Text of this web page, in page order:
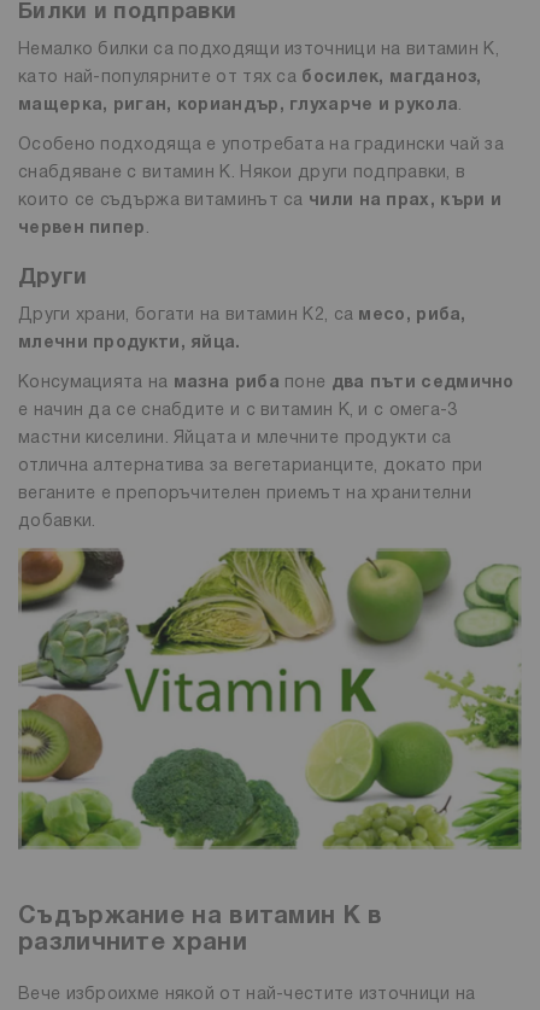
Билки и подправки
Немалко билки са подходящи източници на витамин К,
като най-популярните от тях са босилек, магданоз,
мащерка, риган, кориандър, глухарче и рукола.
Особено подходяща е употребата на градински чай за
снабдяване с витамин К. Някои други подправки, в
които се съдържа витаминът са чили на прах, къри и
червен пипер .
Други
Други храни, богати на витамин K2, са месо, риба,
млечни продукти, яйца.
Консумацията на мазна риба поне два пъти седмично
е начин да се снабдите и с витамин К, и с омега-3
мастни киселини. Яйцата и млечните продукти са
отлична алтернатива за вегетарианците, докато при
веганите е препоръчителен приемът на хранителни
добавки.
Съдържание на витамин К в
различните храни
Вече изброихме някой от най-честите източници на